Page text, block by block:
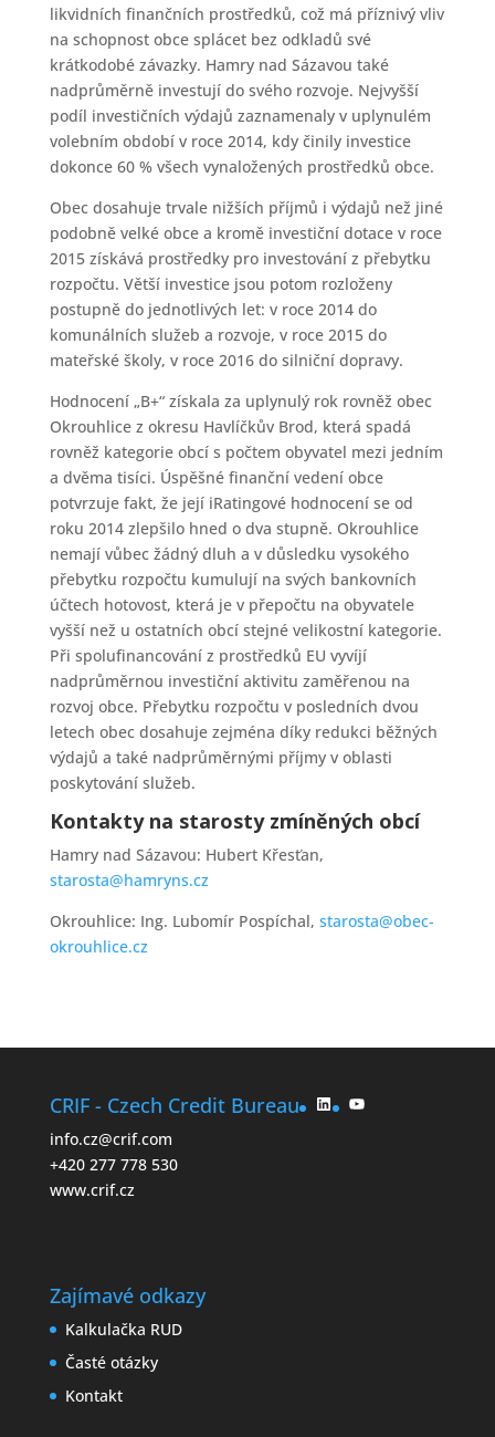
likvidních finančních prostředků, což má příznivý vliv
na schopnost obce splácet bez odkladů své
krátkodobé závazky. Hamry nad Sázavou také
nadprůměrně investují do svého rozvoje. Nejvyšší
podíl investičních výdajů zaznamenaly v uplynulém
volebním období v roce 2014, kdy činily investice
dokonce 60 % všech vynaložených prostředků obce.
Obec dosahuje trvale nižších příjmů i výdajů než jiné
podobně velké obce a kromě investiční dotace v roce
2015 získává prostředky pro investování z přebytku
rozpočtu. Větší investice jsou potom rozloženy
postupně do jednotlivých let: v roce 2014 do
komunálních služeb a rozvoje, v roce 2015 do
mateřské školy, v roce 2016 do silniční dopravy.
Hodnocení „B+“ získala za uplynulý rok rovněž obec
Okrouhlice z okresu Havlíčkův Brod, která spadá
rovněž kategorie obcí s počtem obyvatel mezi jedním
a dvěma tisíci. Úspěšné finanční vedení obce
potvrzuje fakt, že její iRatingové hodnocení se od
roku 2014 zlepšilo hned o dva stupně. Okrouhlice
nemají vůbec žádný dluh a v důsledku vysokého
přebytku rozpočtu kumulují na svých bankovních
účtech hotovost, která je v přepočtu na obyvatele
vyšší než u ostatních obcí stejné velikostní kategorie.
Při spolufinancování z prostředků EU vyvíjí
nadprůměrnou investiční aktivitu zaměřenou na
rozvoj obce. Přebytku rozpočtu v posledních dvou
letech obec dosahuje zejména díky redukci běžných
výdajů a také nadprůměrnými příjmy v oblasti
poskytování služeb.
Kontakty na starosty zmíněných obcí
Hamry nad Sázavou: Hubert Křesťan,
starosta@hamryns.cz
Okrouhlice: Ing. Lubomír Pospíchal, starosta@obec-
okrouhlice.cz
CRIF - Czech Credit Bureau
info.cz@crif.com
+420 277 778 530
www.crif.cz
LinkedIn YouTube
Zajímavé odkazy
Kalkulačka RUD
Časté otázky
Kontakt